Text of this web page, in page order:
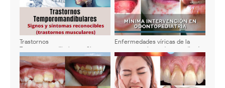
Trastornos
Temporomandibulares : Signos y
síntomas reconocibles
(trastornos musculares)
Enfermedades víricas de la
mucosa oral en odontopediatría:
Signos, diagnóstico y
tratamiento actual - Tabla
Comparativa 📊